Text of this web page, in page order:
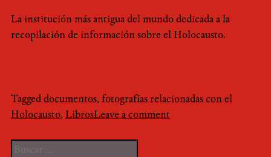
La institución más antigua del mundo dedicada a la
recopilación de información sobre el Holocausto.
Tagged documentos, fotografías relacionadas con el
Holocausto, LibrosLeave a comment
Buscar: